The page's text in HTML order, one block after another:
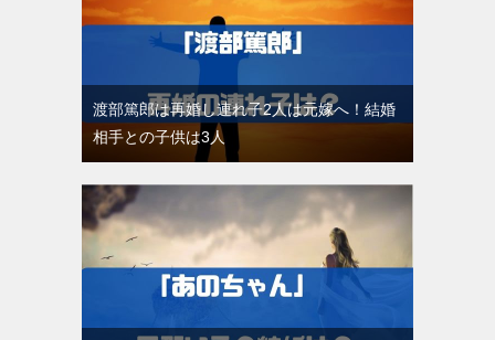
渡部篤郎は再婚し連れ子2人は元嫁へ！結婚
相手との子供は3人